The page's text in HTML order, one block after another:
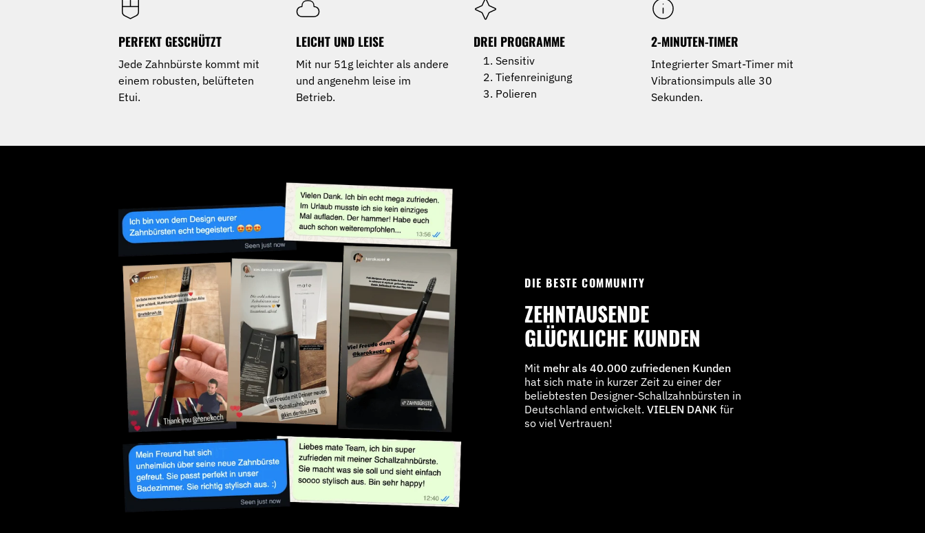
PERFEKT GESCHÜTZT
Jede Zahnbürste kommt mit
einem robusten, belüfteten
Etui.
LEICHT UND LEISE
Mit nur 51g leichter als andere
und angenehm leise im
Betrieb.
DREI PROGRAMME
Sensitiv
Tiefenreinigung
Polieren
2-MINUTEN-TIMER
Integrierter Smart-Timer mit
Vibrationsimpuls alle 30
Sekunden.
DIE BESTE COMMUNITY
ZEHNTAUSENDE
GLÜCKLICHE KUNDEN
Mit mehr als 40.000 zufriedenen Kunden
hat sich mate in kurzer Zeit zu einer der
beliebtesten Designer-Schallzahnbürsten in
Deutschland entwickelt. VIELEN DANK für
so viel Vertrauen!